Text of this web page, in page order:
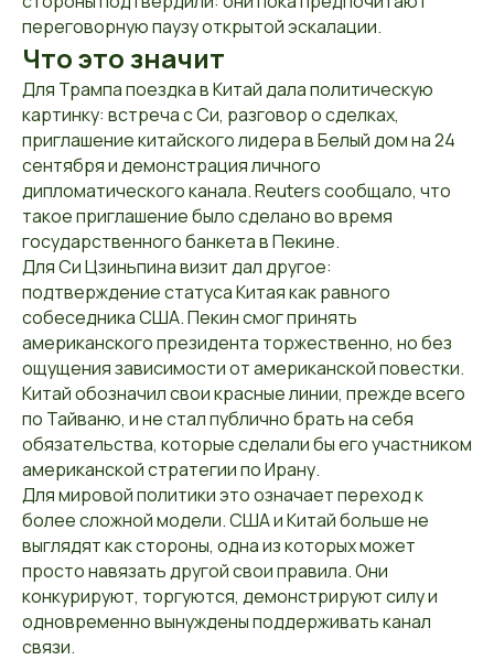
переговорную паузу открытой эскалации.
Что это значит
Для Трампа поездка в Китай дала политическую
картинку: встреча с Си, разговор о сделках,
приглашение китайского лидера в Белый дом на 24
сентября и демонстрация личного
дипломатического канала. Reuters сообщало, что
такое приглашение было сделано во время
государственного банкета в Пекине.
Для Си Цзиньпина визит дал другое:
подтверждение статуса Китая как равного
собеседника США. Пекин смог принять
американского президента торжественно, но без
ощущения зависимости от американской повестки.
Китай обозначил свои красные линии, прежде всего
по Тайваню, и не стал публично брать на себя
обязательства, которые сделали бы его участником
американской стратегии по Ирану.
Для мировой политики это означает переход к
более сложной модели. США и Китай больше не
выглядят как стороны, одна из которых может
просто навязать другой свои правила. Они
конкурируют, торгуются, демонстрируют силу и
одновременно вынуждены поддерживать канал
связи.